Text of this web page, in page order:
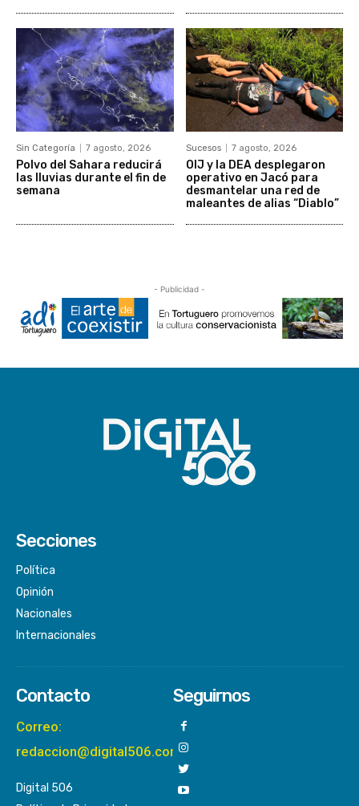
Sin Categoría 7 agosto, 2026
Polvo del Sahara reducirá
las lluvias durante el fin de
semana
Sucesos 7 agosto, 2026
OIJ y la DEA desplegaron
operativo en Jacó para
desmantelar una red de
maleantes de alias “Diablo”
- Publicidad -
Secciones
Política
Opinión
Nacionales
Internacionales
Contacto
Correo:
redaccion@digital506.com
Digital 506
Seguirnos